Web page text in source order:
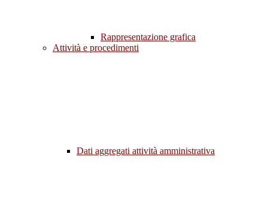
Rappresentazione grafica
Attività e procedimenti
Dati aggregati attività amministrativa